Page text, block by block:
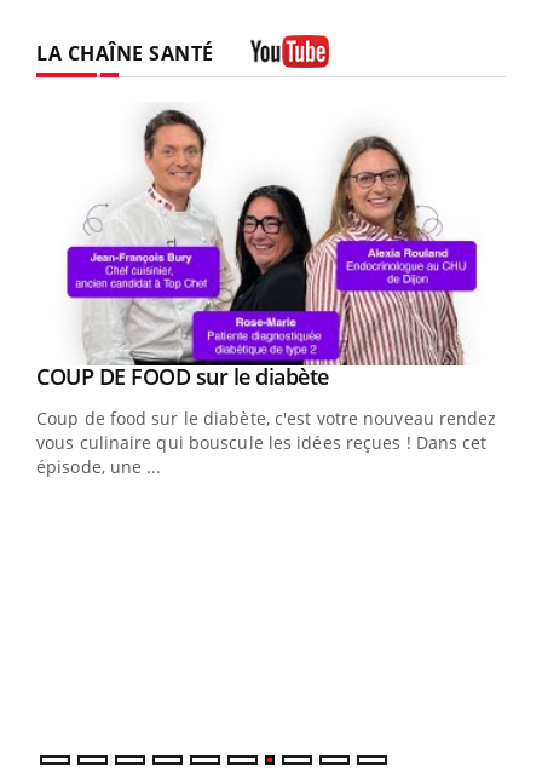
LA CHAÎNE SANTÉ
Youtube
COUP DE FOOD sur le diabèteYoutube
Coup de food sur le diabète, c'est votre nouveau rendez-
vous culinaire qui bouscule les idées reçues ! Dans cet
épisode, une ...